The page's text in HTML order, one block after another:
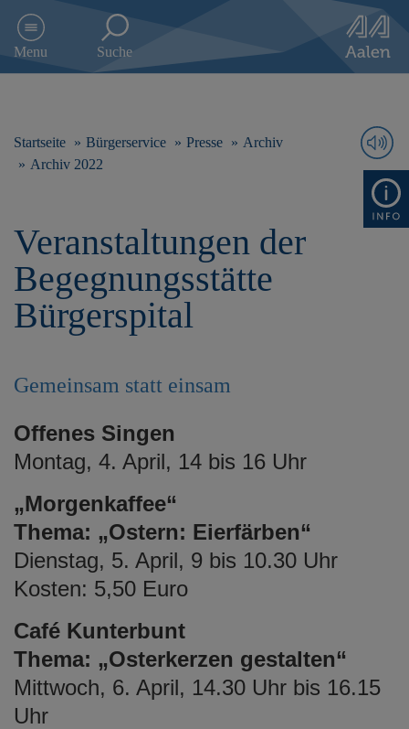
e
h
Menu Suche
Startseite Bürgerservice Presse
Archiv
Archiv 2022
Veranstaltungen der
Begegnungsstätte
Bürgerspital
Gemeinsam statt einsam
Offenes Singen
Montag, 4. April, 14 bis 16 Uhr
„Morgenkaffee“
Thema: „Ostern: Eierfärben“
Dienstag, 5. April, 9 bis 10.30 Uhr
Kosten: 5,50 Euro
Café Kunterbunt
Thema: „Osterkerzen gestalten“
Mittwoch, 6. April, 14.30 Uhr bis 16.15
Uhr